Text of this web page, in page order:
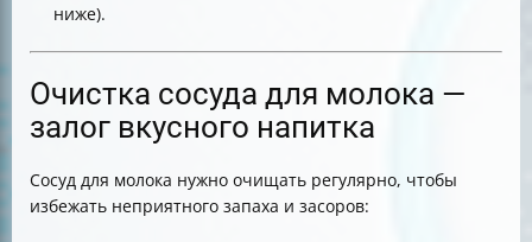
ниже).
Очистка сосуда для молока —
залог вкусного напитка
Сосуд для молока нужно очищать регулярно, чтобы
избежать неприятного запаха и засоров: